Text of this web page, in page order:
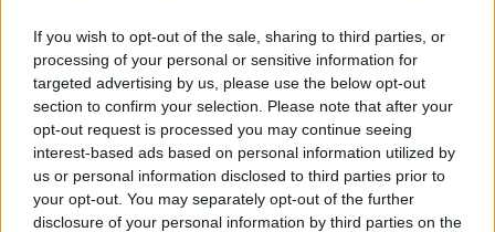
If you wish to opt-out of the sale, sharing to third parties, or
processing of your personal or sensitive information for
targeted advertising by us, please use the below opt-out
section to confirm your selection. Please note that after your
opt-out request is processed you may continue seeing
interest-based ads based on personal information utilized by
us or personal information disclosed to third parties prior to
your opt-out. You may separately opt-out of the further
disclosure of your personal information by third parties on the